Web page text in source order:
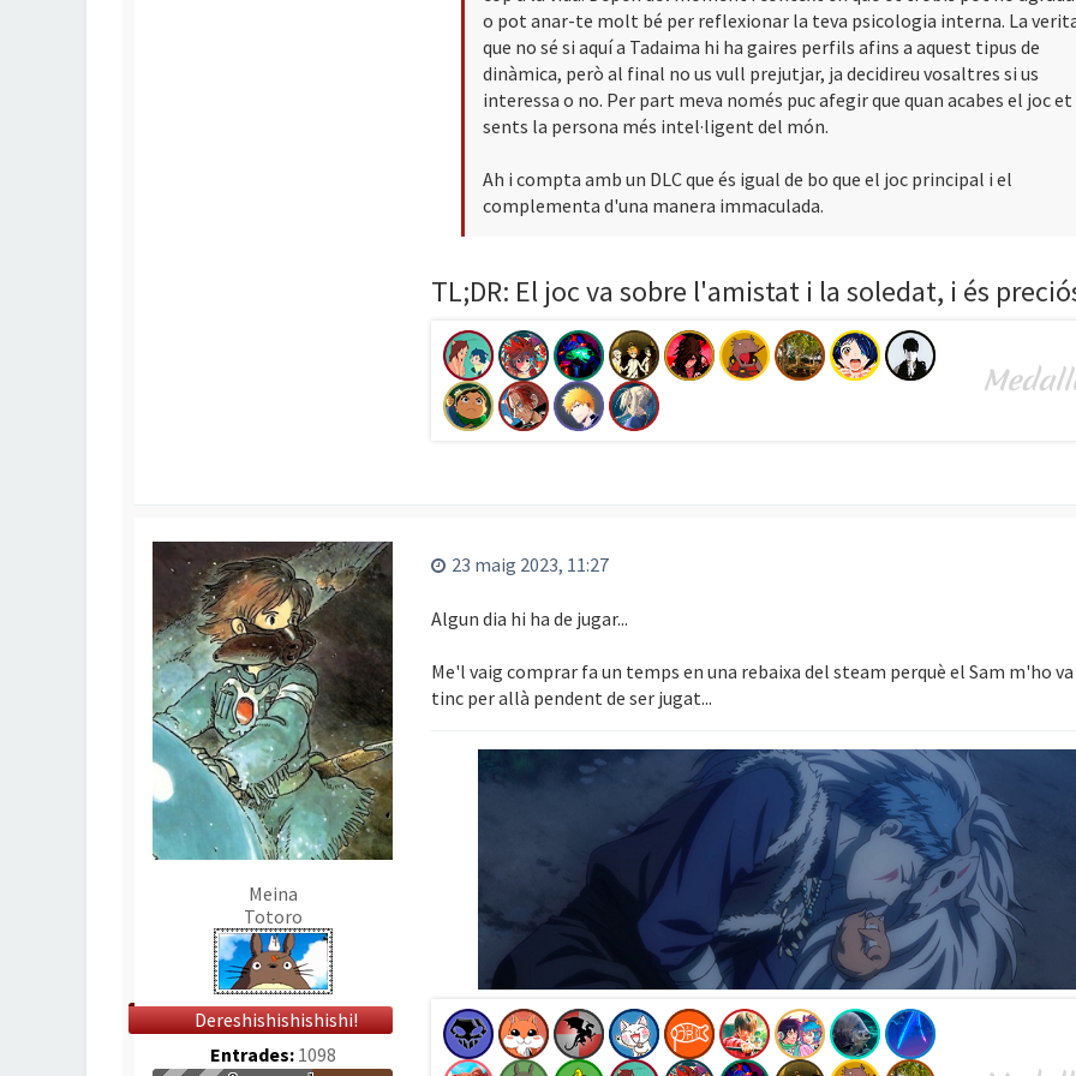
o pot anar-te molt bé per reflexionar la teva psicologia interna. La
que no sé si aquí a Tadaima hi ha gaires perfils afins a aquest tipus de
dinàmica, però al final no us vull prejutjar, ja decidireu vosaltres si us
interessa o no. Per part meva només puc afegir que quan acabes el joc et
sents la persona més intel·ligent del món.
Ah i compta amb un DLC que és igual de bo que el joc principal i el
complementa d'una manera immaculada.
TL;DR: El joc va sobre l'amistat i la soledat, i és
Meina
Totoro
Dereshishishishishi!
Entrades: 1098
23 maig 2023, 11:27
Algun dia hi ha de jugar...
Me'l vaig comprar fa un temps en una rebaixa del steam perquè el Sam m'ho
tinc per allà pendent de ser jugat...